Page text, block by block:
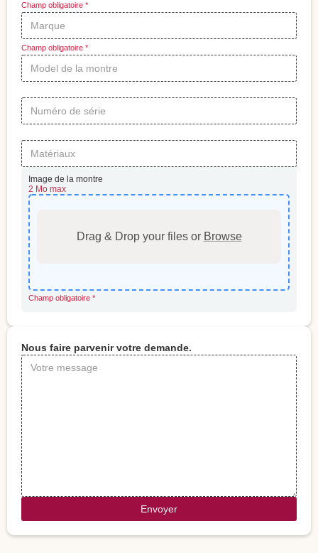
Champ obligatoire *
Champ obligatoire *
Image de la montre
2 Mo max
Drag & Drop your files or Browse
Champ obligatoire *
Nous faire parvenir votre demande.
Envoyer